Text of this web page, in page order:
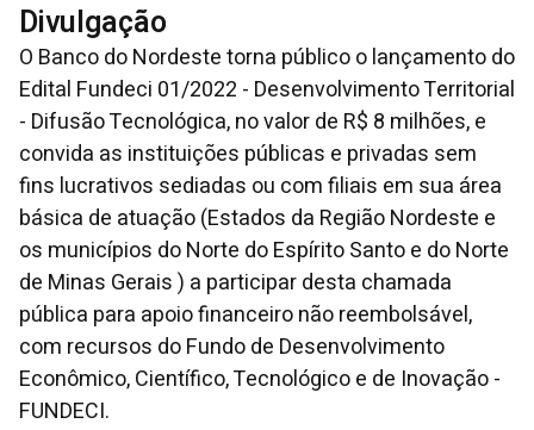
Divulgação
O Banco do Nordeste torna público o lançamento do
Edital Fundeci 01/2022 - Desenvolvimento Territorial
- Difusão Tecnológica, no valor de R$ 8 milhões, e
convida as instituições públicas e privadas sem
fins lucrativos sediadas ou com filiais em sua área
básica de atuação (Estados da Região Nordeste e
os municípios do Norte do Espírito Santo e do Norte
de Minas Gerais ) a participar desta chamada
pública para apoio financeiro não reembolsável,
com recursos do Fundo de Desenvolvimento
Econômico, Científico, Tecnológico e de Inovação -
FUNDECI.